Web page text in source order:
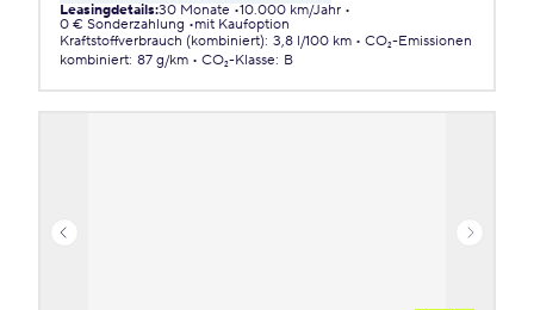
Leasingdetails:30 Monate 10.000 km/Jahr
0 € Sonderzahlung
mit Kaufoption
Kraftstoffverbrauch (kombiniert): 3,8 l/100 km
CO₂-Emissionen
kombiniert: 87 g/km CO₂-Klasse: B